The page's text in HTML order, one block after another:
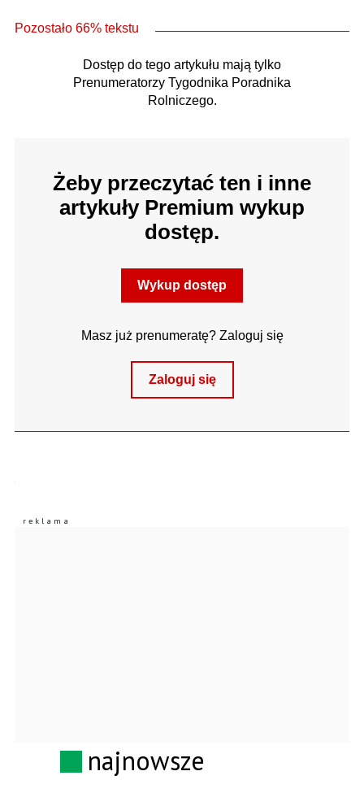
Pozostało 66% tekstu
Dostęp do tego artykułu mają tylko
Prenumeratorzy Tygodnika Poradnika
Rolniczego.
Żeby przeczytać ten i inne
artykuły Premium wykup
dostęp.
Wykup dostęp
Masz już prenumeratę? Zaloguj się
Zaloguj się
najnowsze